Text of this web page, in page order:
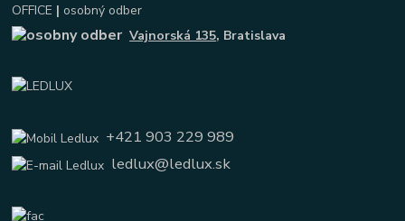
OFFICE | osobný odber
Vajnorská 135, Bratislava
+421 903 229 989
ledlux@ledlux.sk